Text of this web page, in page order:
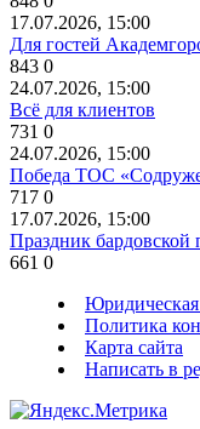
17.07.2026, 15:00
Для гостей
843 0
24.07.2026, 15:00
Всё для клиентов
731 0
24.07.2026, 15:00
Победа ТОС
717 0
17.07.2026, 15:00
Праздник бардовской
661 0
Политика
Карта сайта
Написать в